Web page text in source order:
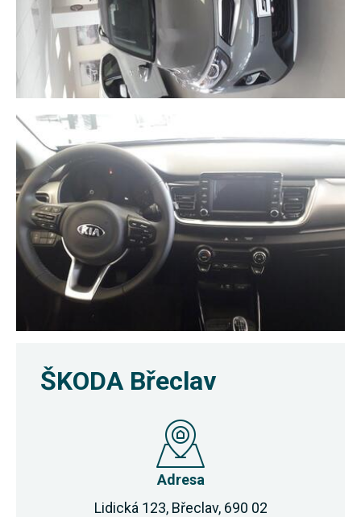
ŠKODA Břeclav
Adresa
Lidická 123, Břeclav, 690 02